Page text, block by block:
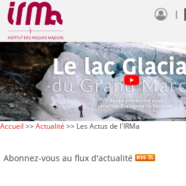
|
Accueil >>Actualité >> Les Actus de l'IRMa
Abonnez-vous au flux d'actualité